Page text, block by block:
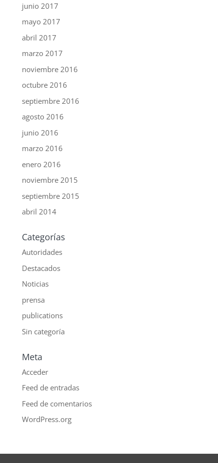
junio 2017
mayo 2017
abril 2017
marzo 2017
noviembre 2016
octubre 2016
septiembre 2016
agosto 2016
junio 2016
marzo 2016
enero 2016
noviembre 2015
septiembre 2015
abril 2014
Categorías
Autoridades
Destacados
Noticias
prensa
publications
Sin categoría
Meta
Acceder
Feed de entradas
Feed de comentarios
WordPress.org